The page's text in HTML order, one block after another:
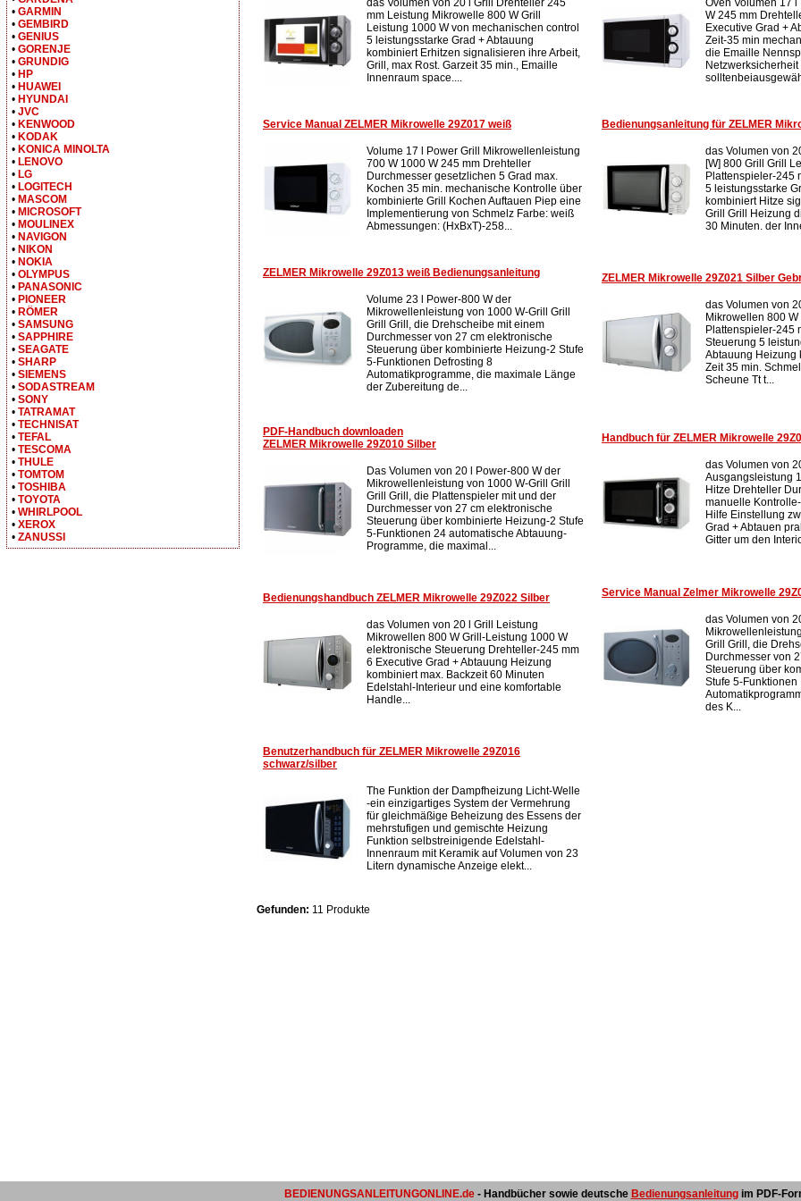
das Volumen von 20 l Grill Drehteller 245
mm Leistung Mikrowelle 800 W Grill
Leistung 1000 W von mechanischen control
5 leistungsstarke Grad + Abtauung
kombiniert Erhitzen signalisieren ihre Arbeit,
Grill, max Rost. Garzeit 35 min., Emaille
Innenraum space....
Oven Volumen 17
W 245 mm
Executive Grad +
Zeit-35 min
die Emaille
Netzwerksicherheit
Service Manual ZELMER Mikrowelle 29Z017 weiß
Volume 17 l Power Grill Mikrowellenleistung
700 W 1000 W 245 mm Drehteller
Durchmesser gesetzlichen 5 Grad max.
Kochen 35 min. mechanische Kontrolle über
kombinierte Grill Kochen Auftauen Piep eine
Implementierung von Schmelz Farbe: weiß
Abmessungen: (HxBxT)-258...
Bedienungsanleitung für ZELMER
das Volumen von
[W] 800 Grill Grill
Plattenspieler-245
5 leistungsstarke
kombiniert Hitze
Grill Grill Heizung
30 Minuten. der
ZELMER Mikrowelle 29Z013 weiß Bedienungsanleitung
Volume 23 l Power-800 W der
Mikrowellenleistung von 1000 W-Grill Grill
Grill Grill, die Drehscheibe mit einem
Durchmesser von 27 cm elektronische
Steuerung über kombinierte Heizung-2 Stufe
5-Funktionen Defrosting 8
Automatikprogramme, die maximale Länge
der Zubereitung de...
ZELMER Mikrowelle 29Z021 Silber
das Volumen von
Mikrowellen 800
Plattenspieler-245
Steuerung 5
Abtauung Heizung
Zeit 35 min.
Scheune Tt t...
PDF-Handbuch downloaden
ZELMER Mikrowelle 29Z010 Silber
Das Volumen von 20 l Power-800 W der
Mikrowellenleistung von 1000 W-Grill Grill
Grill Grill, die Plattenspieler mit und der
Durchmesser von 27 cm elektronische
Steuerung über kombinierte Heizung-2 Stufe
5-Funktionen 24 automatische Abtauung-
Programme, die maximal...
Handbuch für ZELMER Mikrowelle
das Volumen von
Ausgangsleistung
Hitze Drehteller
manuelle
Hilfe Einstellung
Grad + Abtauen
Gitter um den
Bedienungshandbuch ZELMER Mikrowelle 29Z022 Silber
das Volumen von 20 l Grill Leistung
Mikrowellen 800 W Grill-Leistung 1000 W
elektronische Steuerung Drehteller-245 mm
6 Executive Grad + Abtauung Heizung
kombiniert max. Backzeit 60 Minuten
Edelstahl-Interieur und eine komfortable
Handle...
Service Manual Zelmer Mikrowelle
das Volumen von
Grill Grill, die
Durchmesser von
Steuerung über
Stufe 5-Funktionen
des K...
Benutzerhandbuch für ZELMER Mikrowelle 29Z016
schwarz/silber
The Funktion der Dampfheizung Licht-Welle
-ein einzigartiges System der Vermehrung
für gleichmäßige Beheizung des Essens der
mehrstufigen und gemischte Heizung
Funktion selbstreinigende Edelstahl-
Innenraum mit Keramik auf Volumen von 23
Litern dynamische Anzeige elekt...
Gefunden: 11 Produkte
• GARMIN
• GEMBIRD
• GENIUS
• GORENJE
• GRUNDIG
• HP
• HUAWEI
• HYUNDAI
• JVC
• KENWOOD
• KODAK
• KONICA MINOLTA
• LENOVO
• LG
• LOGITECH
• MASCOM
• MICROSOFT
• MOULINEX
• NAVIGON
• NIKON
• NOKIA
• OLYMPUS
• PANASONIC
• PIONEER
• RÖMER
• SAMSUNG
• SAPPHIRE
• SEAGATE
• SHARP
• SIEMENS
• SODASTREAM
• SONY
• TATRAMAT
• TECHNISAT
• TEFAL
• TESCOMA
• THULE
• TOMTOM
• TOSHIBA
• TOYOTA
• WHIRLPOOL
• XEROX
• ZANUSSI
BEDIENUNGSANLEITUNGONLINE.de- Handbücher sowie deutsche Bedienungsanleitungim PDF-